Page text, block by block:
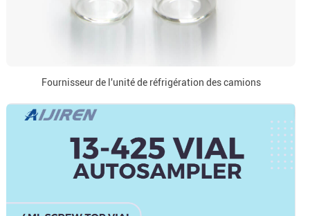
Fournisseur de l'unité de réfrigération des camions